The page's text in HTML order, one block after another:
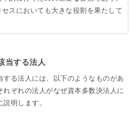
スにおいても大きな役割を果たして
当する法人
する法人には、以下のようなものがあ
れぞれの法人がなぜ資本多数決法人に
明します。